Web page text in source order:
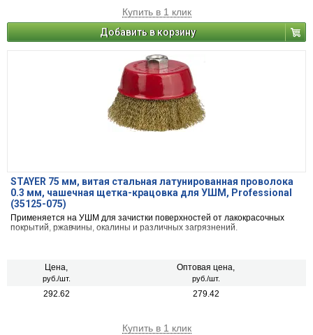
Купить в 1 клик
Добавить в корзину
STAYER 75 мм, витая стальная латунированная проволока
0.3 мм, чашечная щетка-крацовка для УШМ, Professional
(35125-075)
Применяется на УШМ для зачистки поверхностей от лакокрасочных
покрытий, ржавчины, окалины и различных загрязнений.
Цена,
руб./шт.
Оптовая цена,
руб./шт.
292.62 279.42
Купить в 1 клик